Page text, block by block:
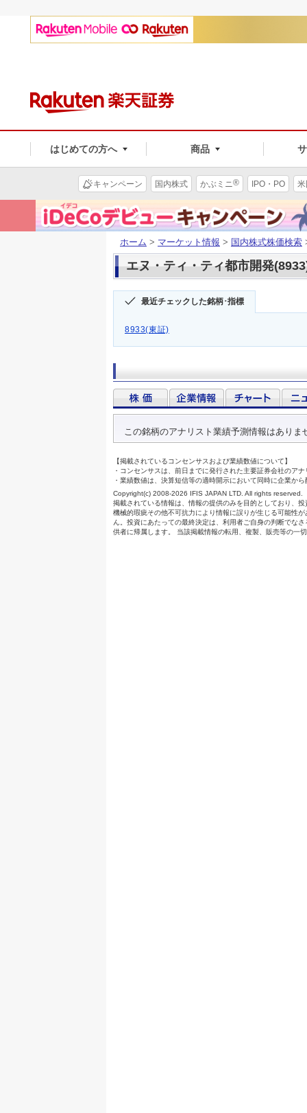
はじめての方へ 商品
キャンペーン 国内株式 かぶミニ® IPO・PO
ホーム > マーケット情報 > 国内株式株価検索
エヌ・ティ・ティ都市開発
最近チェックした銘柄･指標
8933(東証)